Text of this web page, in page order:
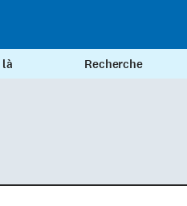
Recherche